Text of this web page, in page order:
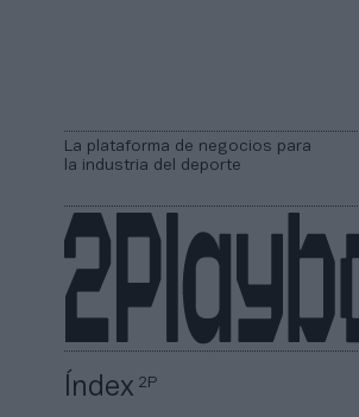
La plataforma de negocios para
la industria del deporte
Índex2P